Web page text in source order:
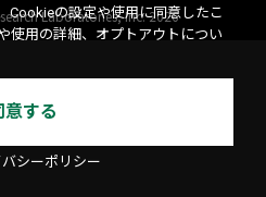
Laboratories, Inc. 2026
Cookieの設定や使用に同意したこ
使用の詳細、オプトアウトについ
意する
シーポリシー